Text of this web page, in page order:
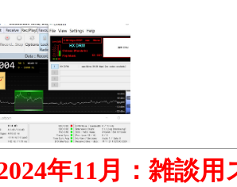
年11月：雑談